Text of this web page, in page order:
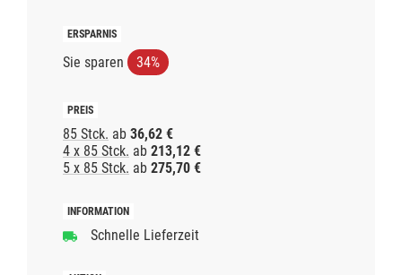
Sie sparen 34%
85 Stck. ab 36,62 €
4 x 85 Stck. ab 213,12 €
5 x 85 Stck. ab 275,70 €
Schnelle Lieferzeit